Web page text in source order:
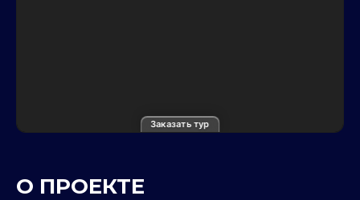
Заказать тур
О ПРОЕКТЕ